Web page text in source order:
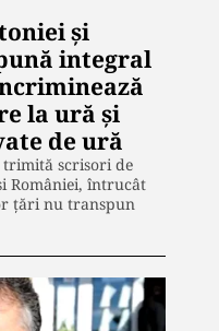
și
integral
la ură și
de ură
trimită scrisori de
României, întrucât
țări nu transpun